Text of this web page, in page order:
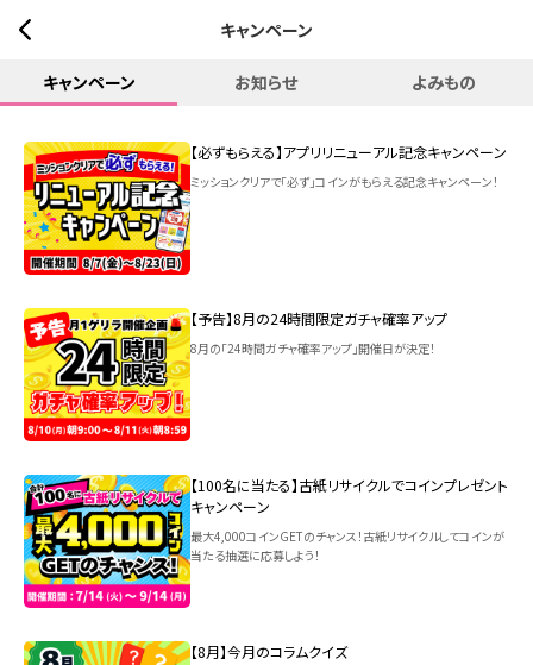
キャンペーン
キャンペーン お知らせ よみもの
【必ずもらえる】アプリリニューアル記念キャンペーン
ミッションクリアで「必ず」コインがもらえる記念キャンペーン！
【予告】8月の24時間限定ガチャ確率アップ
8月の「24時間ガチャ確率アップ」開催日が決定！
【100名に当たる】古紙リサイクルでコインプレゼント
キャンペーン
最大4,000コインGETのチャンス！古紙リサイクルしてコインが
当たる抽選に応募しよう！
【8月】今月のコラムクイズ